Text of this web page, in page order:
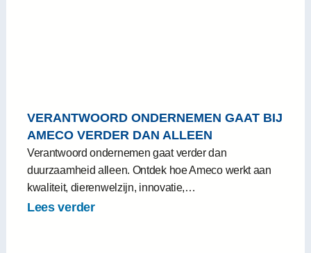
VERANTWOORD ONDERNEMEN GAAT BIJ
AMECO VERDER DAN ALLEEN
DUURZAAMHEID
Verantwoord ondernemen gaat verder dan
duurzaamheid alleen. Ontdek hoe Ameco werkt aan
kwaliteit, dierenwelzijn, innovatie,…
Lees verder